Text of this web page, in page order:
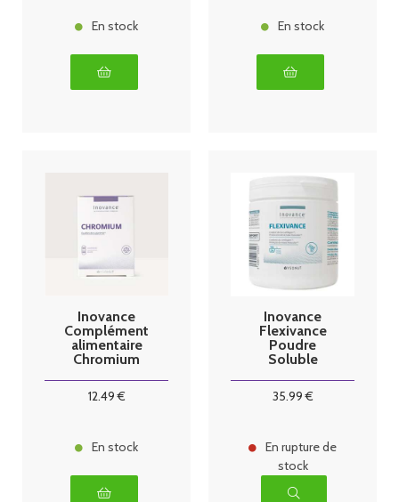
En stock En stock
Inovance
Complément
alimentaire
Chromium
12.49€
En stock
Inovance
Flexivance
Poudre
Soluble
35.99€
En rupture de
stock